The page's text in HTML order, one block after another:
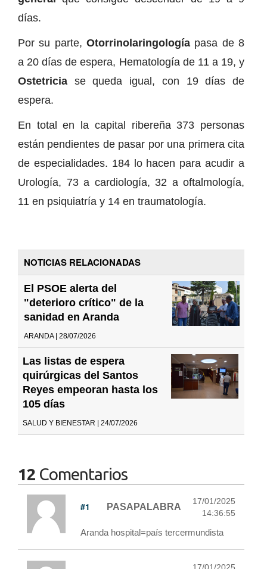
días.
Por su parte, Otorrinolaringología pasa de 8
a 20 días de espera, Hematología de 11 a 19, y
Ostetricia se queda igual, con 19 días de
espera.
En total en la capital ribereña 373 personas
están pendientes de pasar por una primera cita
de especialidades. 184 lo hacen para acudir a
Urología, 73 a cardiología, 32 a oftalmología,
11 en psiquiatría y 14 en traumatología.
NOTICIAS RELACIONADAS
El PSOE alerta del
"deterioro crítico" de la
sanidad en Aranda
ARANDA | 28/07/2026
Las listas de espera
quirúrgicas del Santos
Reyes empeoran hasta los
105 días
SALUD Y BIENESTAR | 24/07/2026
12 Comentarios
#1 PASAPALABRA
17/01/2025
14:36:55
Aranda hospital=país tercermundista
17/01/2025